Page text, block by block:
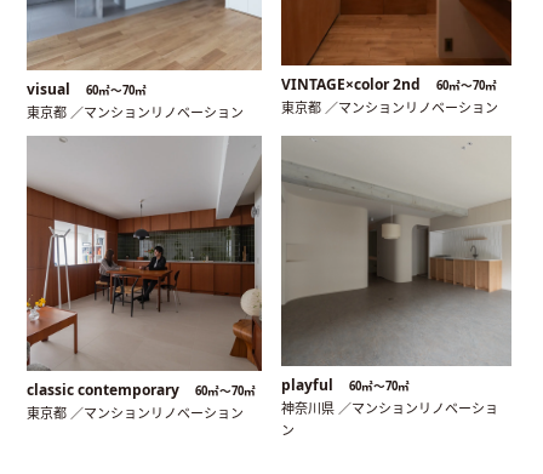
visual 60㎡〜70㎡
東京都 ／マンションリノベーション
VINTAGE×color 2nd 60㎡〜70㎡
東京都 ／マンションリノベーション
classic contemporary 60㎡〜70㎡
東京都 ／マンションリノベーション
playful 60㎡〜70㎡
神奈川県 ／マンションリノベーショ
ン